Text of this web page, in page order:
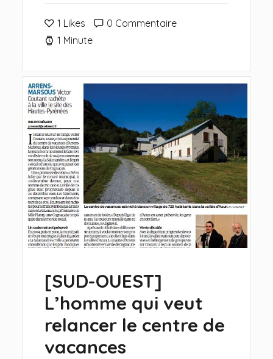
1 Likes
0 Commentaire
1 Minute
[SUD-OUEST]
L’homme qui veut
relancer le centre de
vacances